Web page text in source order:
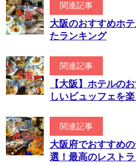
関連記事
大阪のおすすめホ
たランキング
関連記事
【大阪】ホテルの
しいビュッフェを
関連記事
大阪府でおすすめ
選！最高のレスト